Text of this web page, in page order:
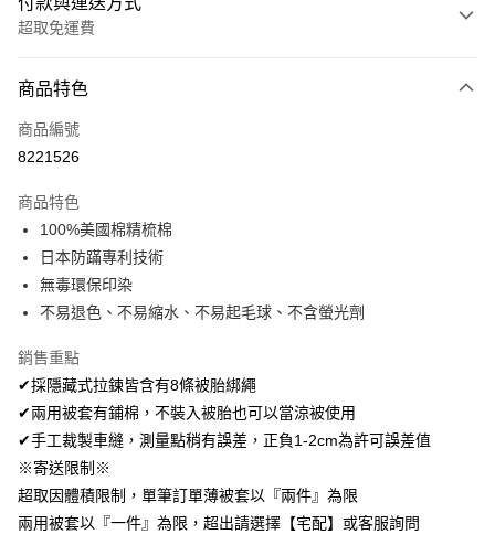
超取免運費
信用卡一次付款
超商取貨付款
Apple Pay
悠遊付
Google Pay
AFTEE先享後付
相關說明
AFTEE先享後付是「在收到商品之後才付款」的支付方式。 讓您購物簡單
便利好安心！
１．簡單：不需註冊會員、不需綁卡、不需儲值。
２．便利：只要手機號碼，簡訊認證，即可結帳。
３．安心：先確認商品／服務後，再付款。
ATM付款
運送方式
全家取貨付款
免運費
商品特色
商品編號
8221526
商品特色
100%美國棉精梳棉
日本防蹣專利技術
無毒環保印染
不易退色、不易縮水、不易起毛球、不含螢光劑
銷售重點
✔採隱藏式拉鍊皆含有8條被胎綁繩
✔兩用被套有鋪棉，不裝入被胎也可以當涼被使用
✔手工裁製車縫，測量點稍有誤差，正負1-2cm為許可誤差值
※寄送限制※
超取因體積限制，單筆訂單薄被套以『兩件』為限
兩用被套以『一件』為限，超出請選擇【宅配】或客服詢問